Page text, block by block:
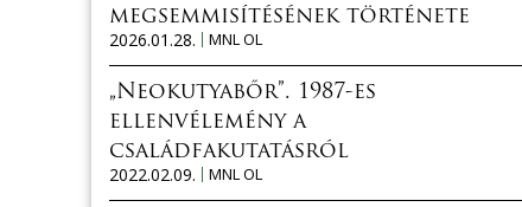
megsemmisítésének története
2026.01.28.
MNL OL
„Neokutyabőr”. 1987-es
ellenvélemény a
családfakutatásról
2022.02.09.
MNL OL